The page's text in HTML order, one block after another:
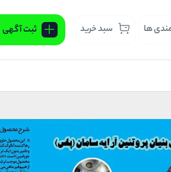
ها سبد خرید ثبت آگهی